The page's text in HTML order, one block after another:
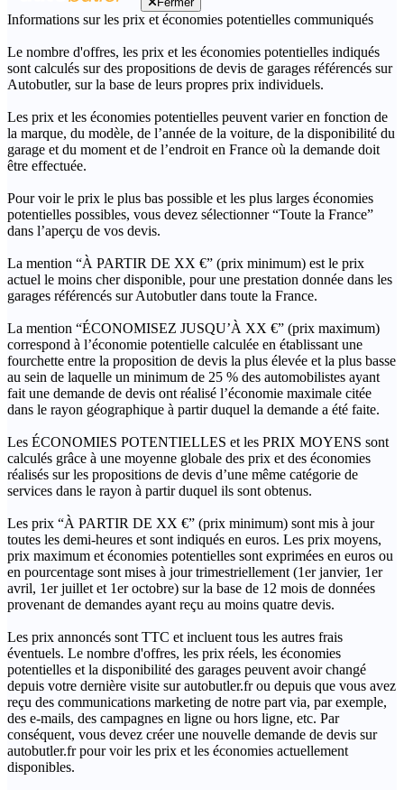
Informations sur les prix et économies potentielles communiqués
Le nombre d'offres, les prix et les économies potentielles indiqués
sont calculés sur des propositions de devis de garages référencés sur
Autobutler, sur la base de leurs propres prix individuels.
Les prix et les économies potentielles peuvent varier en fonction de
la marque, du modèle, de l’année de la voiture, de la disponibilité du
garage et du moment et de l’endroit en France où la demande doit
être effectuée.
Pour voir le prix le plus bas possible et les plus larges économies
potentielles possibles, vous devez sélectionner “Toute la France”
dans l’aperçu de vos devis.
La mention “À PARTIR DE XX €” (prix minimum) est le prix
actuel le moins cher disponible, pour une prestation donnée dans les
garages référencés sur Autobutler dans toute la France.
La mention “ÉCONOMISEZ JUSQU’À XX €” (prix maximum)
correspond à l’économie potentielle calculée en établissant une
fourchette entre la proposition de devis la plus élevée et la plus basse
au sein de laquelle un minimum de 25 % des automobilistes ayant
fait une demande de devis ont réalisé l’économie maximale citée
dans le rayon géographique à partir duquel la demande a été faite.
Les ÉCONOMIES POTENTIELLES et les PRIX MOYENS sont
calculés grâce à une moyenne globale des prix et des économies
réalisés sur les propositions de devis d’une même catégorie de
services dans le rayon à partir duquel ils sont obtenus.
Les prix “À PARTIR DE XX €” (prix minimum) sont mis à jour
toutes les demi-heures et sont indiqués en euros. Les prix moyens,
prix maximum et économies potentielles sont exprimées en euros ou
en pourcentage sont mises à jour trimestriellement (1er janvier, 1er
avril, 1er juillet et 1er octobre) sur la base de 12 mois de données
provenant de demandes ayant reçu au moins quatre devis.
Les prix annoncés sont TTC et incluent tous les autres frais
éventuels. Le nombre d'offres, les prix réels, les économies
potentielles et la disponibilité des garages peuvent avoir changé
depuis votre dernière visite sur autobutler.fr ou depuis que vous avez
reçu des communications marketing de notre part via, par exemple,
des e-mails, des campagnes en ligne ou hors ligne, etc. Par
conséquent, vous devez créer une nouvelle demande de devis sur
autobutler.fr pour voir les prix et les économies actuellement
disponibles.